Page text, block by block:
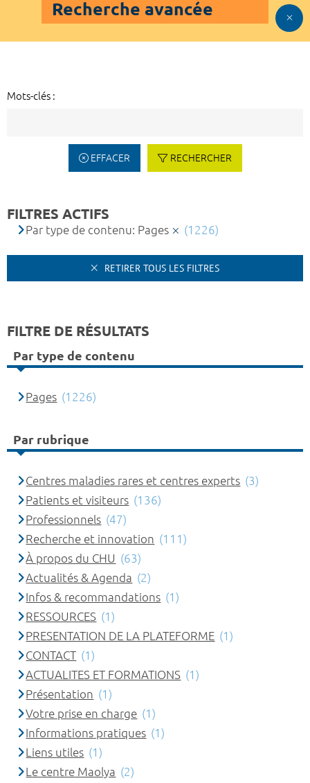
Recherche avancée
Mots-clés :
EFFACER RECHERCHER
FILTRES ACTIFS
Par type de contenu: Pages (1226)
RETIRER TOUS LES FILTRES
FILTRE DE RÉSULTATS
Par type de contenu
Pages (1226)
Par rubrique
Centres maladies rares et centres experts (3)
Patients et visiteurs (136)
Professionnels (47)
Recherche et innovation (111)
À propos du CHU (63)
Actualités & Agenda (2)
Infos & recommandations (1)
RESSOURCES (1)
PRESENTATION DE LA PLATEFORME (1)
CONTACT (1)
ACTUALITES ET FORMATIONS (1)
Présentation (1)
Votre prise en charge (1)
Informations pratiques (1)
Liens utiles (1)
Le centre Maolya (2)